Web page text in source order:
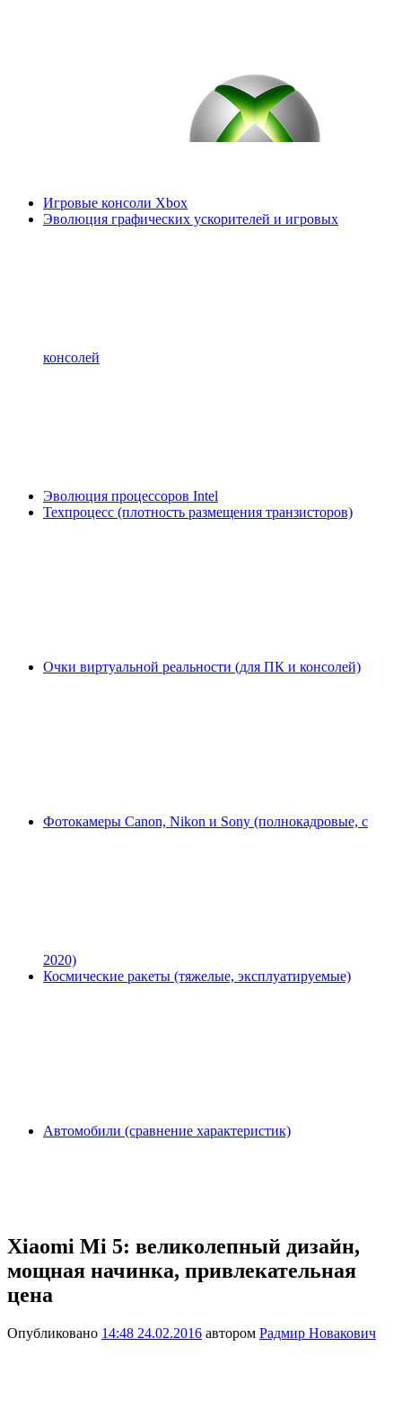
Игровые консоли Xbox
Эволюция графических ускорителей и игровых
консолей
Эволюция процессоров Intel
Техпроцесс (плотность размещения транзисторов)
Очки виртуальной реальности (для ПК и консолей)
Фотокамеры Canon, Nikon и Sony (полнокадровые, с
2020)
Космические ракеты (тяжелые, эксплуатируемые)
Автомобили (сравнение характеристик)
Xiaomi Mi 5: великолепный дизайн,
мощная начинка, привлекательная
цена
Опубликовано 14:48 24.02.2016 автором Радмир Новакович